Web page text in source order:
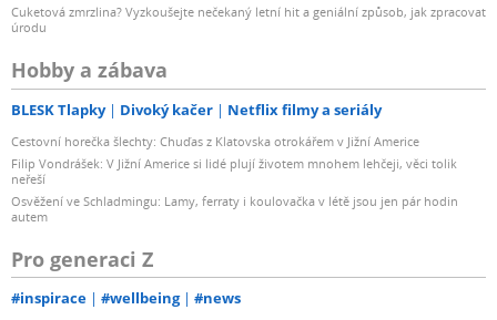
Cuketová zmrzlina? Vyzkoušejte nečekaný letní hit a geniální způsob, jak zpracovat
úrodu
Hobby a zábava
BLESK Tlapky Divoký kačer Netflix filmy a seriály
Cestovní horečka šlechty: Chuďas z Klatovska otrokářem v Jižní Americe
Filip Vondrášek: V Jižní Americe si lidé plují životem mnohem lehčeji, věci tolik
neřeší
Osvěžení ve Schladmingu: Lamy, ferraty i koulovačka v létě jsou jen pár hodin
autem
Pro generaci Z
#inspirace #wellbeing #news